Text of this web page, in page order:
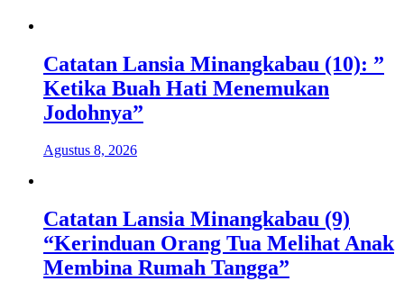
Catatan Lansia Minangkabau (10): ”
Ketika Buah Hati Menemukan
Jodohnya”
Agustus 8, 2026
Catatan Lansia Minangkabau (9)
“Kerinduan Orang Tua Melihat Anak
Membina Rumah Tangga”